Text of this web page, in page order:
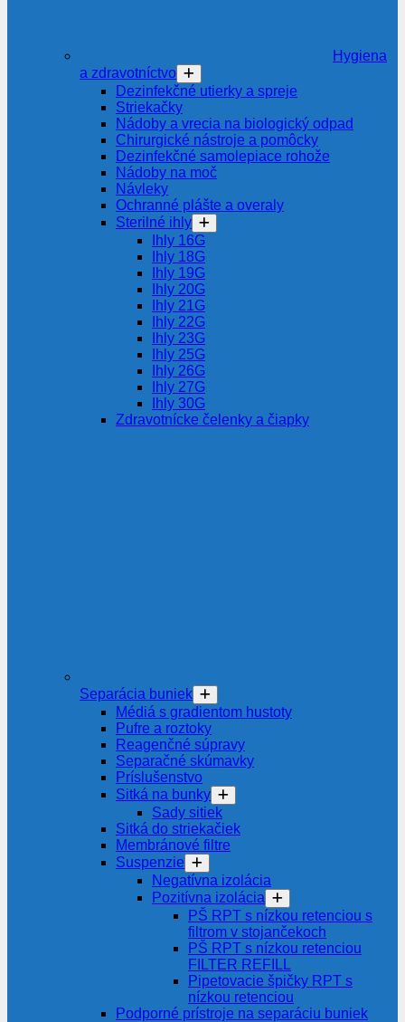
Hygiena
a zdravotníctvo
Dezinfekčné utierky a spreje
Striekačky
Nádoby a vrecia na biologický odpad
Chirurgické nástroje a pomôcky
Dezinfekčné samolepiace rohože
Nádoby na moč
Návleky
Ochranné plášte a overaly
Sterilné ihly
Ihly 16G
Ihly 18G
Ihly 19G
Ihly 20G
Ihly 21G
Ihly 22G
Ihly 23G
Ihly 25G
Ihly 26G
Ihly 27G
Ihly 30G
Zdravotnícke čelenky a čiapky
Separácia buniek
Médiá s gradientom hustoty
Pufre a roztoky
Reagenčné súpravy
Separačné skúmavky
Príslušenstvo
Sitká na bunky
Sady sitiek
Sitká do striekačiek
Membránové filtre
Suspenzie
Negatívna izolácia
Pozitívna izolácia
PŠ RPT s nízkou retenciou s
filtrom v stojančekoch
PŠ RPT s nízkou retenciou
FILTER REFILL
Pipetovacie špičky RPT s
nízkou retenciou
Podporné prístroje na separáciu buniek